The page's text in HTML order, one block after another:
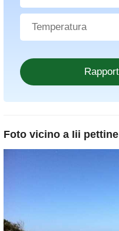
Foto vicino a Iii pettine